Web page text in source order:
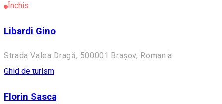
Închis
Libardi Gino
Strada Valea Dragă, 500001 Brașov, Romania
Ghid de turism
Florin Sasca